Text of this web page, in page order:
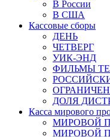
В России
В США
Кассовые сборы
ДЕНЬ
ЧЕТВЕРГ
УИК-ЭНД
ФИЛЬМЫ
ДОЛЯ
Касса мирового
МИРОВОЙ
МИРОВОЙ